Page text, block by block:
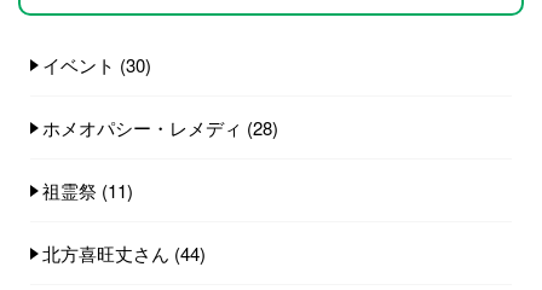
イベント (30)
ホメオパシー・レメディ (28)
祖霊祭 (11)
北方喜旺丈さん (44)